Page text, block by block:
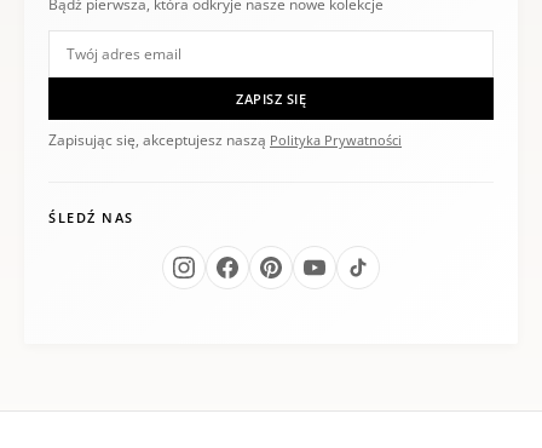
Bądź pierwsza, która odkryje nasze nowe kolekcje
ZAPISZ SIĘ
Zapisując się, akceptujesz naszą Polityka Prywatności
ŚLEDŹ NAS